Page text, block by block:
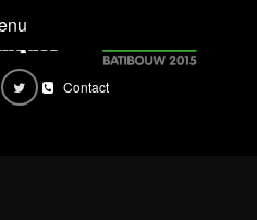
Contact